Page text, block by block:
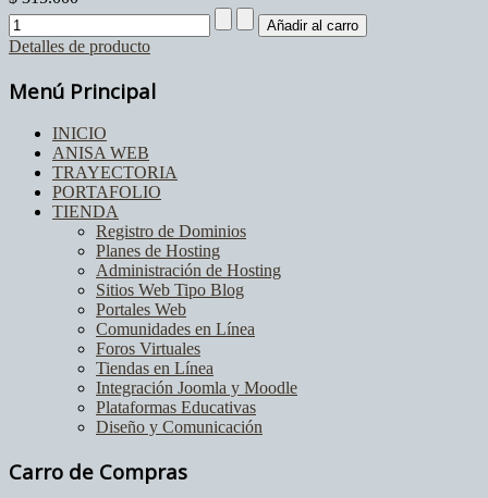
Detalles de producto
Menú Principal
INICIO
ANISA WEB
TRAYECTORIA
PORTAFOLIO
TIENDA
Registro de Dominios
Planes de Hosting
Administración de Hosting
Sitios Web Tipo Blog
Portales Web
Comunidades en Línea
Foros Virtuales
Tiendas en Línea
Integración Joomla y Moodle
Plataformas Educativas
Diseño y Comunicación
Carro de Compras